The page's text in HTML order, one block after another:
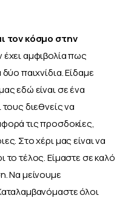
τον κόσμο στην
αμφιβολία πως
παιχνίδια. Είδαμε
εδώ είναι σε ένα
διεθνείς να
τις προσδοκίες,
Στο χέρι μας είναι να
το τέλος. Είμαστε σε καλό
Να μείνουμε
όλοι